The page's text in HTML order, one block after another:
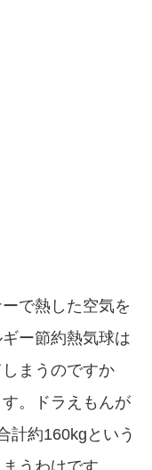
で熱した空気を
ー節約熱気球は
まうのですか
。ドラえもんが
計約160kgという
うわけです。